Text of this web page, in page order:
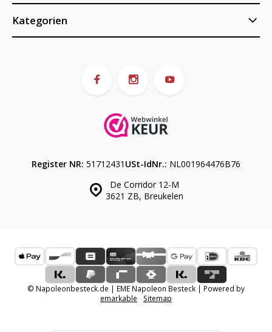
Kategorien
De Corridor 12-M
3621 ZB, Breukelen
Register NR: 51712431 USt-IdNr.: NL001964476B76
© Napoleonbesteck.de | EME Napoleon Besteck | Powered by
emarkable
Sitemap